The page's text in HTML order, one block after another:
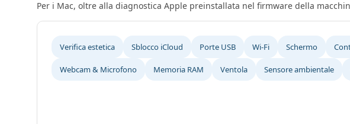
Per i Mac, oltre alla diagnostica Apple preinstallata nel firmware della
Verifica estetica Sblocco iCloud Porte USB Wi-Fi Schermo
Webcam & Microfono Memoria RAM Ventola Sensore ambientale